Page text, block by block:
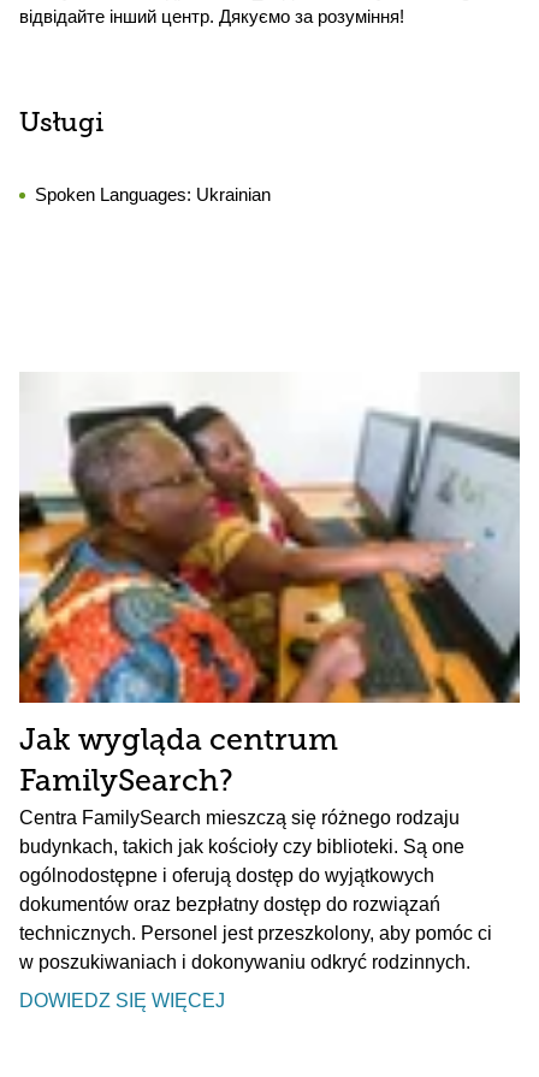
відвідайте інший центр. Дякуємо за розуміння!
Usługi
Spoken Languages: Ukrainian
Jak wygląda centrum
FamilySearch?
Centra FamilySearch mieszczą się różnego rodzaju
budynkach, takich jak kościoły czy biblioteki. Są one
ogólnodostępne i oferują dostęp do wyjątkowych
dokumentów oraz bezpłatny dostęp do rozwiązań
technicznych. Personel jest przeszkolony, aby pomóc ci
w poszukiwaniach i dokonywaniu odkryć rodzinnych.
DOWIEDZ SIĘ WIĘCEJ